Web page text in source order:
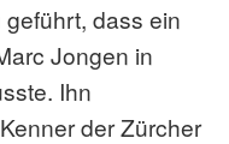
dass ein
Jongen in
Ihn
der Zürcher